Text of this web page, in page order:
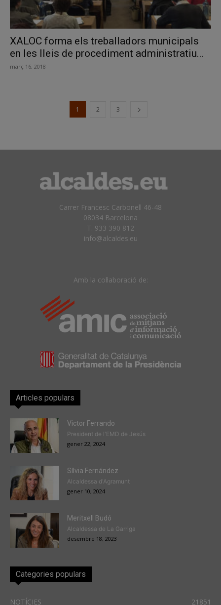
XALOC forma els treballadors municipals
en les lleis de procediment administratiu...
març 16, 2018
1 2 3
Carrer Francesc Carbonell 46-48
08034 Barcelona
T. 933 390 812
info@alcaldes.eu
Amb la col·laboració de:
Articles populars
Victor Ferrando
President de l'EMD de Jesús
gener 22, 2024
Sílvia Fernández
Alcaldessa d'Agramunt
gener 10, 2024
Meritxell Budó
Alcaldessa de La Garriga
desembre 18, 2023
Categories populars
NOTÍCIES 21851